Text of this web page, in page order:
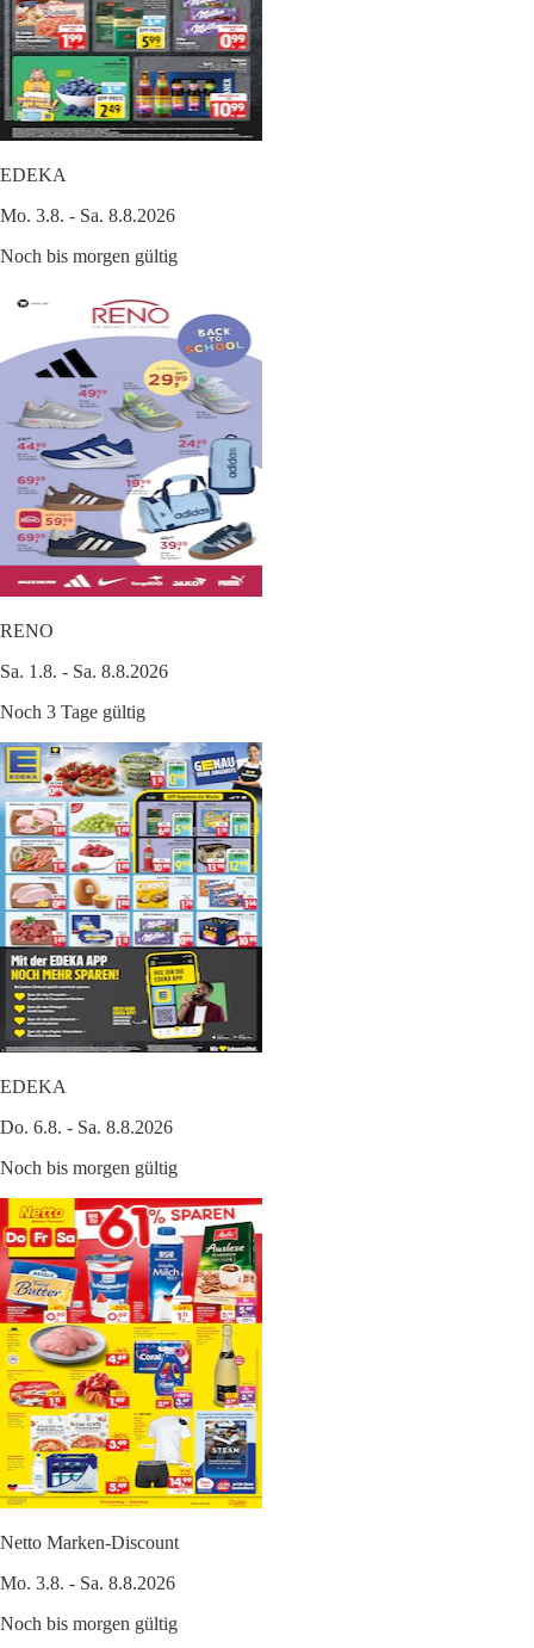
EDEKA
Mo. 3.8. - Sa. 8.8.2026
Noch bis morgen gültig
RENO
Sa. 1.8. - Sa. 8.8.2026
Noch 3 Tage gültig
EDEKA
Do. 6.8. - Sa. 8.8.2026
Noch bis morgen gültig
Netto Marken-Discount
Mo. 3.8. - Sa. 8.8.2026
Noch bis morgen gültig